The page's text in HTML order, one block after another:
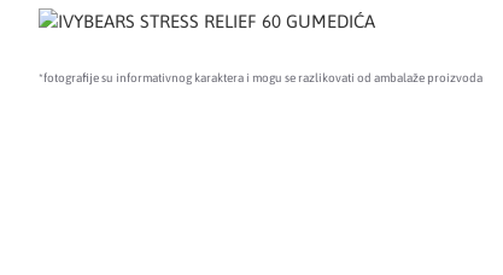
*fotografije su informativnog karaktera i mogu se razlikovati od ambalaže proizvoda